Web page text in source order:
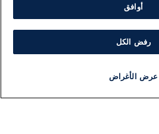
أوافق
رفض الكل
عرض الأغراض